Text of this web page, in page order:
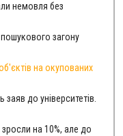
немовля без
пошукового загону
на окупованих
заяв до університетів.
на 10%, але до